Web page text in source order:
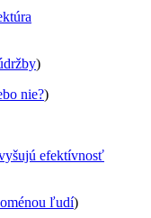
)
nie?)
efektívnosť
ľudí)